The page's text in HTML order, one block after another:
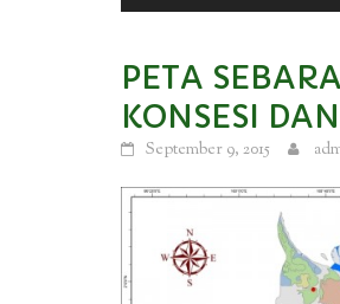
PETA
KONSESI
September 9, 2015